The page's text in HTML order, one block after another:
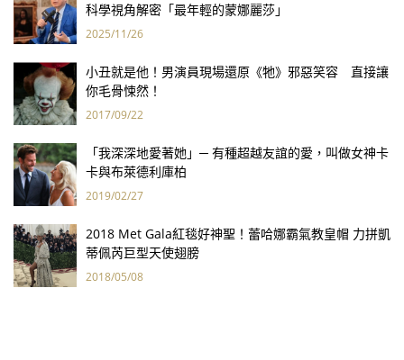
科學視角解密「最年輕的蒙娜麗莎」
2025/11/26
小丑就是他！男演員現場還原《牠》邪惡笑容 直接讓
你毛骨悚然！
2017/09/22
「我深深地愛著她」─ 有種超越友誼的愛，叫做女神卡
卡與布萊德利庫柏
2019/02/27
2018 Met Gala紅毯好神聖！蕾哈娜霸氣教皇帽 力拼凱
蒂佩芮巨型天使翅膀
2018/05/08